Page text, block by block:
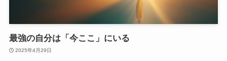
最強の自分は「今ここ」にいる
2025年4月29日